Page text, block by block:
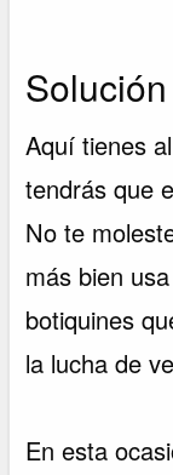
Solución
Aquí tienes
tendrás que
No te
más bien
botiquines
la lucha de
En esta